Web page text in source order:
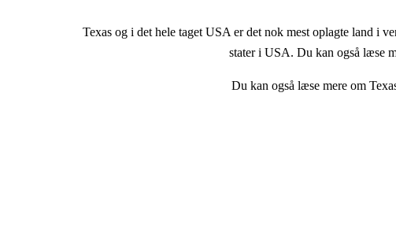
Texas og i det hele taget USA er det nok mest oplagte land i
stater i USA. Du kan også læse
Du kan også læse mere om